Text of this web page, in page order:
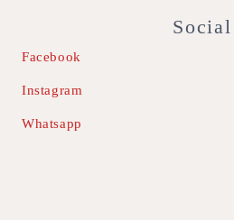
Social
Facebook
Instagram
Whatsapp